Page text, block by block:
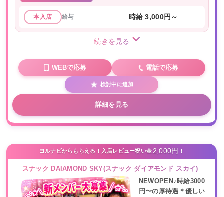
本入店 給与 時給 3,000円～
続きを見る
WEBで応募 電話で応募
検討中に追加
詳細を見る
ヨルナビからもらえる！入店レビュー祝い金 2,000円 ！
スナック DAIAMOND SKY(スナック ダイアモンド スカイ)
NEWOPEN♪時給3000
円〜の厚待遇＊優しい